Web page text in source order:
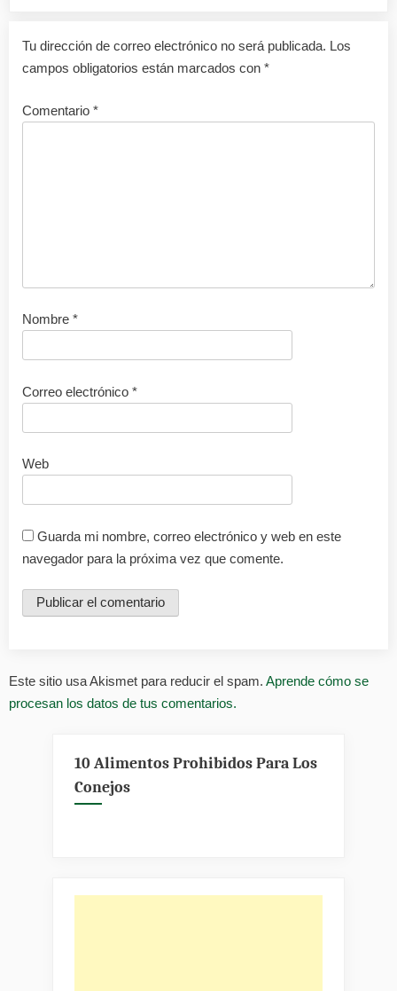
Tu dirección de correo electrónico no será publicada. Los
campos obligatorios están marcados con *
Comentario *
Nombre *
Correo electrónico *
Web
Guarda mi nombre, correo electrónico y web en este
navegador para la próxima vez que comente.
Este sitio usa Akismet para reducir el spam. Aprende cómo se
procesan los datos de tus comentarios.
10 Alimentos Prohibidos Para Los
Conejos